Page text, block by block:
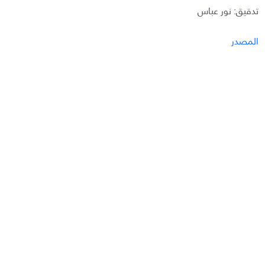
تدقيق: نور عباس
المصدر